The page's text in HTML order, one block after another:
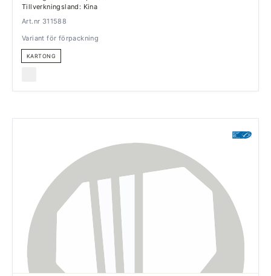
Tillverkningsland: Kina
Art.nr 311588
Variant för förpackning
KARTONG